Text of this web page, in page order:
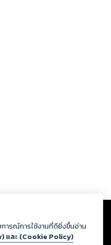
ซต์และปรากฏว่าละเมิดสิทธิใน
กฎหมายและศีลธรรม ดังนั้น ผู้อ่าน
งด้วยตนเอง และหากท่านพบว่าส่วน
ารณ์การใช้งานที่ดียิ่งขึ้นอ่าน
และ (Cookie Policy)